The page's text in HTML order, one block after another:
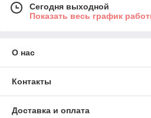
Сегодня выходной
Показать весь график
О нас
Контакты
Доставка и оплата